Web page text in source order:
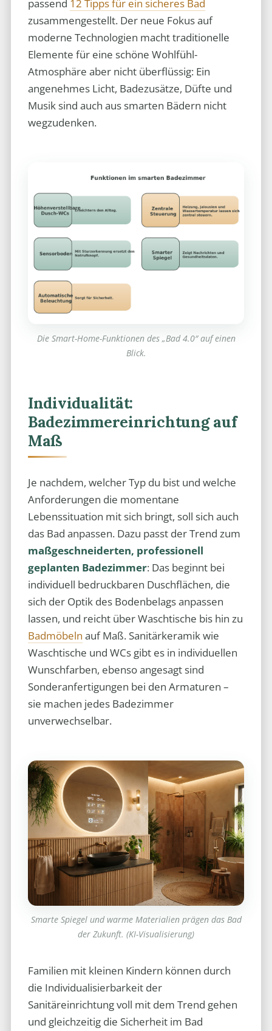
passend 12 Tipps für ein sicheres Bad
zusammengestellt. Der neue Fokus auf
moderne Technologien macht traditionelle
Elemente für eine schöne Wohlfühl-
Atmosphäre aber nicht überflüssig: Ein
angenehmes Licht, Badezusätze, Düfte und
Musik sind auch aus smarten Bädern nicht
wegzudenken.
Die Smart-Home-Funktionen des „Bad 4.0″ auf einen
Blick.
Individualität:
Badezimmereinrichtung auf
Maß
Je nachdem, welcher Typ du bist und welche
Anforderungen die momentane
Lebenssituation mit sich bringt, soll sich auch
das Bad anpassen. Dazu passt der Trend zum
maßgeschneiderten, professionell
geplanten Badezimmer: Das beginnt bei
individuell bedruckbaren Duschflächen, die
sich der Optik des Bodenbelags anpassen
lassen, und reicht über Waschtische bis hin zu
Badmöbeln auf Maß. Sanitärkeramik wie
Waschtische und WCs gibt es in individuellen
Wunschfarben, ebenso angesagt sind
Sonderanfertigungen bei den Armaturen –
sie machen jedes Badezimmer
unverwechselbar.
Smarte Spiegel und warme Materialien prägen das Bad
der Zukunft. (KI-Visualisierung)
Familien mit kleinen Kindern können durch
die Individualisierbarkeit der
Sanitäreinrichtung voll mit dem Trend gehen
und gleichzeitig die Sicherheit im Bad